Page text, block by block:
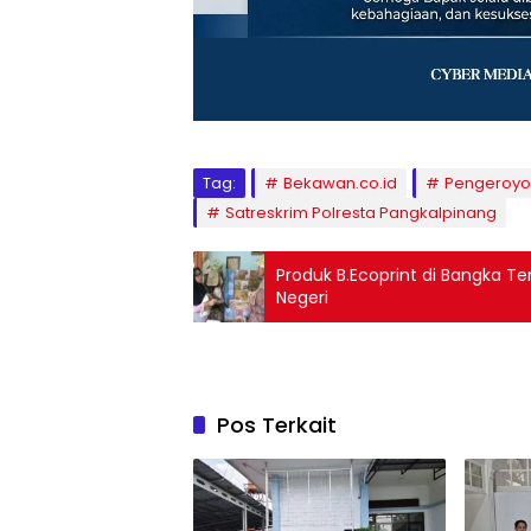
Tag: Bekawan.co.id
Satreskrim Polresta Pangkalpinang
Produk B.Ecoprint di Bangka
Negeri
Pos Terkait